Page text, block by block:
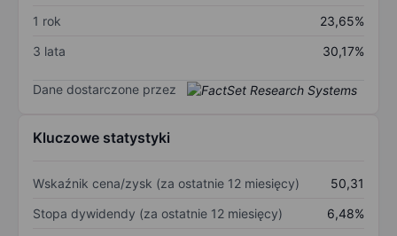
1 rok
23,65%
3 lata
30,17%
Dane dostarczone przez
Kluczowe statystyki
Wskaźnik cena/zysk (za ostatnie 12 miesięcy)
50,31
Stopa dywidendy (za ostatnie 12 miesięcy)
6,48%